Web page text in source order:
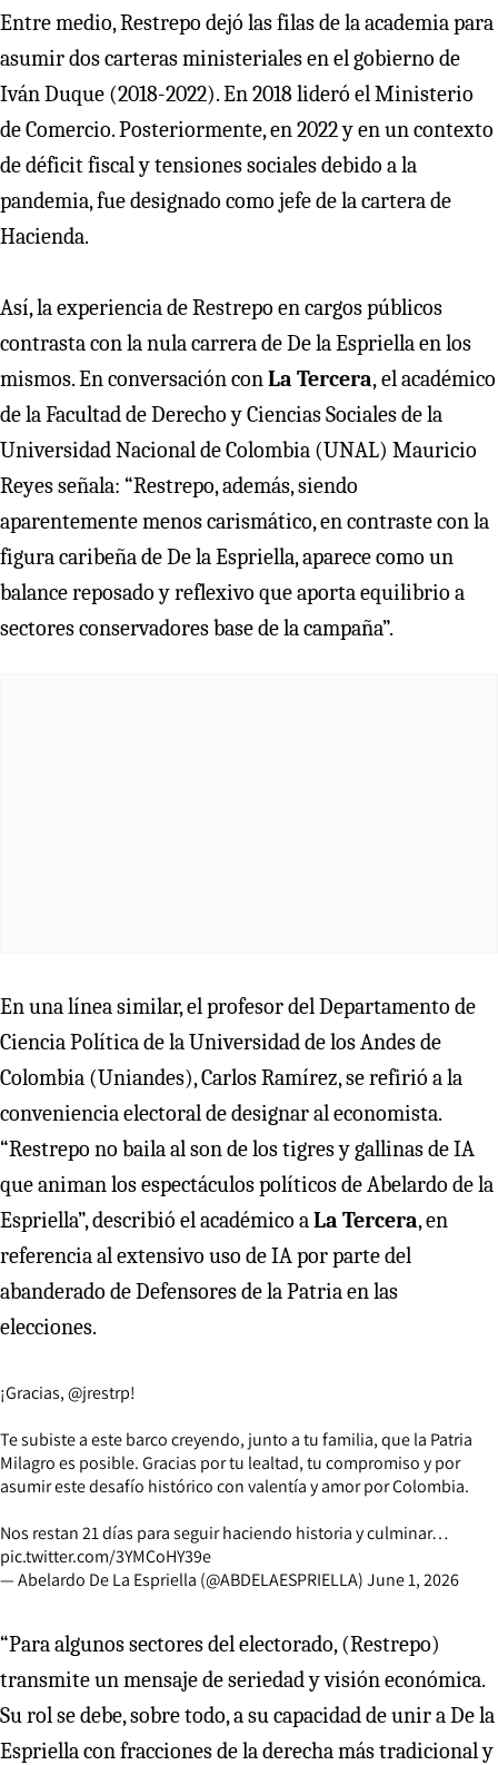
Entre medio, Restrepo dejó las filas de la academia para
asumir dos carteras ministeriales en el gobierno de
Iván Duque (2018-2022). En 2018 lideró el Ministerio
de Comercio. Posteriormente, en 2022 y en un contexto
de déficit fiscal y tensiones sociales debido a la
pandemia, fue designado como jefe de la cartera de
Hacienda.
Así, la experiencia de Restrepo en cargos públicos
contrasta con la nula carrera de De la Espriella en los
mismos. En conversación conLa Tercera,el académico
de la Facultad de Derecho y Ciencias Sociales de la
Universidad Nacional de Colombia (UNAL) Mauricio
Reyes señala: “Restrepo, además, siendo
aparentemente menos carismático, en contraste con la
figura caribeña de De la Espriella, aparece como un
balance reposado y reflexivo que aporta equilibrio a
sectores conservadores base de la campaña”.
En una línea similar, el profesor del Departamento de
Ciencia Política de la Universidad de los Andes de
Colombia (Uniandes), Carlos Ramírez, se refirió a la
conveniencia electoral de designar al economista.
“Restrepo no baila al son de los tigres y gallinas de IA
que animan los espectáculos políticos de Abelardo de la
Espriella”, describió el académico aLa Tercera, en
referencia al extensivo uso de IA por parte del
abanderado de Defensores de la Patria en las
elecciones.
¡Gracias,@jrestrp!
Te subiste a este barco creyendo, junto a tu familia, que la Patria
Milagro es posible. Gracias por tu lealtad, tu compromiso y por
asumir este desafío histórico con valentía y amor por Colombia.
Nos restan 21 días para seguir haciendo historia y culminar…
pic.twitter.com/3YMCoHY39e
— Abelardo De La Espriella (@ABDELAESPRIELLA)June 1, 2026
“Para algunos sectores del electorado, (Restrepo)
transmite un mensaje de seriedad y visión económica.
Su rol se debe, sobre todo, a su capacidad de unir a De la
Espriella con fracciones de la derecha más tradicional y